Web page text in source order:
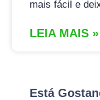
mais fácil e
LEIA MAIS »
Está